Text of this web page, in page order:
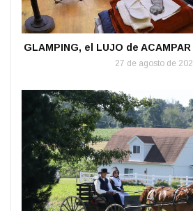
GLAMPING, el LUJO de
27 de agosto de